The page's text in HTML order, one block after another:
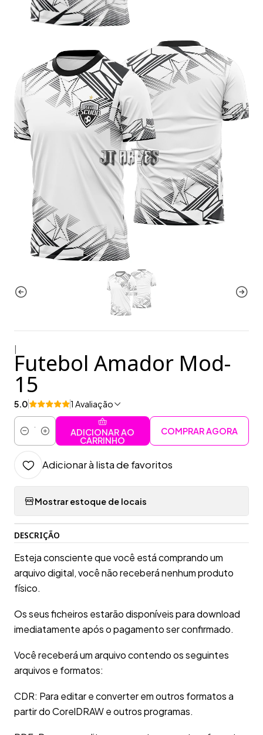
Futebol Amador Mod-
15
5.0 1 Avaliação
Quantidade
ADICIONAR AO
CARRINHO
COMPRAR AGORA
Adicionar à lista de favoritos
Mostrar estoque de locais
DESCRIÇÃO
Esteja consciente que você está comprando um
arquivo digital, você não receberá nenhum produto
físico.
Os seus ficheiros estarão disponíveis para download
imediatamente após o pagamento ser confirmado.
Você receberá um arquivo contendo os seguintes
arquivos e formatos:
CDR: Para editar e converter em outros formatos a
partir do CorelDRAW e outros programas.